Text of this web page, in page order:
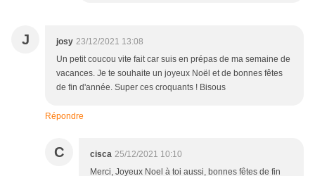
J josy 23/12/2021 13:08
Un petit coucou vite fait car suis en prépas de ma semaine de
vacances. Je te souhaite un joyeux Noël et de bonnes fêtes
de fin d'année. Super ces croquants ! Bisous
Répondre
C cisca 25/12/2021 10:10
Merci, Joyeux Noel à toi aussi, bonnes fêtes de fin